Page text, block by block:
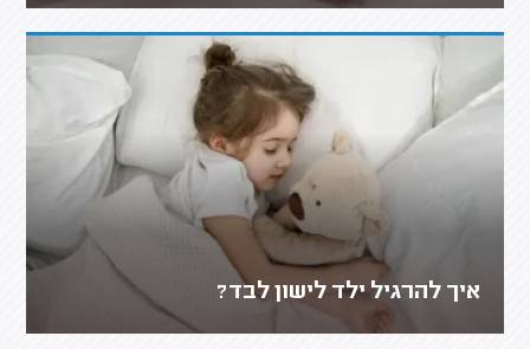
איך להרגיל ילד לישון לבד?